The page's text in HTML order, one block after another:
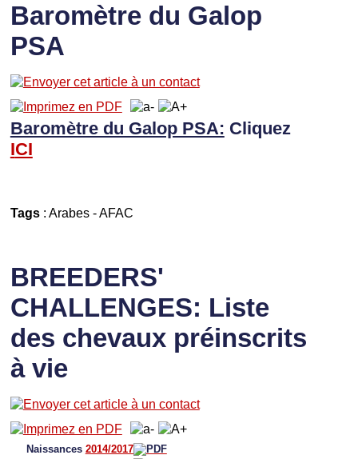
Baromètre du Galop
PSA
Baromètre du Galop PSA: Cliquez
ICI
Tags: Arabes-AFAC
BREEDERS'
CHALLENGES: Liste
des chevaux préinscrits
à vie
Naissances 2014/2017